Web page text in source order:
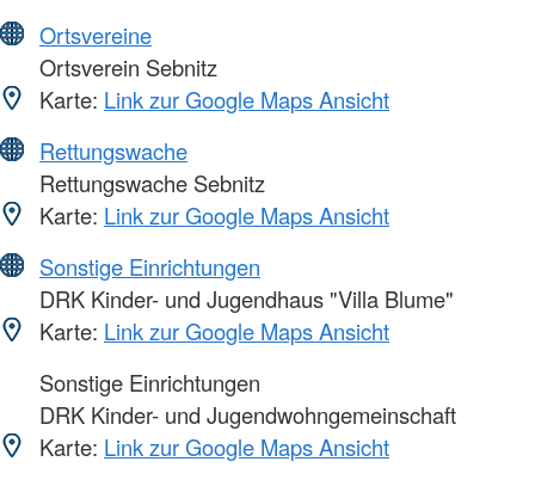
Ortsvereine
Ortsverein Sebnitz
Karte: Link zur Google Maps Ansicht
Rettungswache
Rettungswache Sebnitz
Karte: Link zur Google Maps Ansicht
Sonstige Einrichtungen
DRK Kinder- und Jugendhaus "Villa Blume"
Karte: Link zur Google Maps Ansicht
Sonstige Einrichtungen
DRK Kinder- und Jugendwohngemeinschaft
Karte: Link zur Google Maps Ansicht